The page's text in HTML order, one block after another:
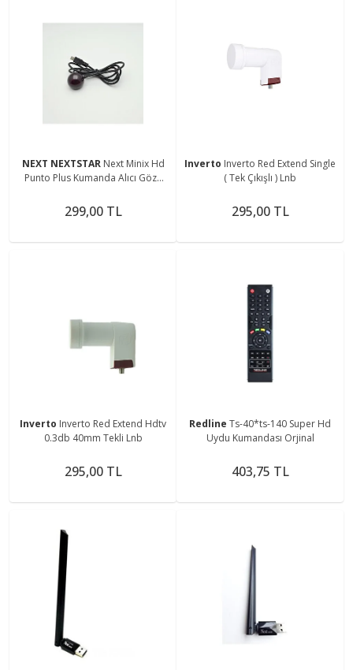
NEXT NEXTSTAR Next Minix Hd
Punto Plus Kumanda Alıcı Gözü
299,00 TL
Inverto Inverto Red Extend Single
( Tek Çıkışlı ) Lnb
295,00 TL
Inverto Inverto Red Extend Hdtv
0.3db 40mm Tekli Lnb
295,00 TL
Redline Ts-40*ts-140 Super Hd
Uydu Kumandası Orjinal
403,75 TL